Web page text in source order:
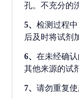
孔。不充分的
5、 检测过程
后及时将试剂
6、 在未经确
其他来源的试
7、 请勿重复使